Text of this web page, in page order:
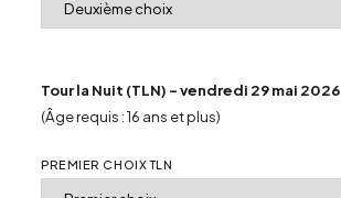
Tour la Nuit (TLN) – vendredi 29 mai 2026
(Âge requis : 16 ans et plus)
PREMIER CHOIX TLN